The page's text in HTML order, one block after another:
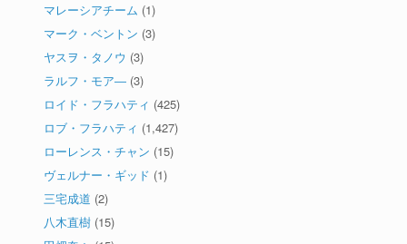
マレーシアチーム (1)
マーク・ベントン (3)
ヤスヲ・タノウ (3)
ラルフ・モア― (3)
ロイド・フラハティ (425)
ロブ・フラハティ (1,427)
ローレンス・チャン (15)
ヴェルナー・ギッド (1)
三宅成道 (2)
八木直樹 (15)